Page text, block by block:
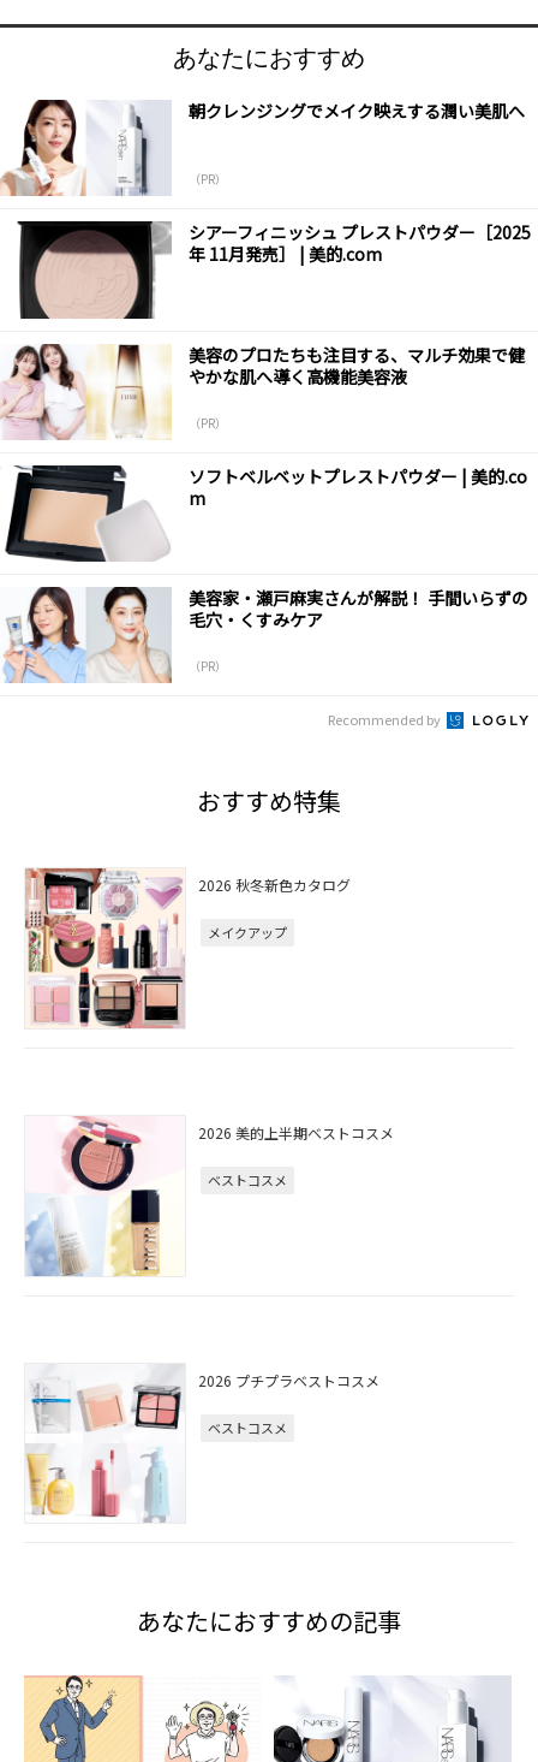
あなたにおすすめ
朝クレンジングでメイク映えする潤い美肌へ
（PR）
シアーフィニッシュ プレストパウダー［2025
年 11月発売］ | 美的.com
美容のプロたちも注目する、マルチ効果で健
やかな肌へ導く高機能美容液
（PR）
ソフトベルベットプレストパウダー | 美的.co
m
美容家・瀬戸麻実さんが解説！ 手間いらずの
毛穴・くすみケア
（PR）
Recommended by
おすすめ特集
2026 秋冬新色カタログ
メイクアップ
2026 美的上半期ベストコスメ
ベストコスメ
2026 プチプラベストコスメ
ベストコスメ
あなたにおすすめの記事